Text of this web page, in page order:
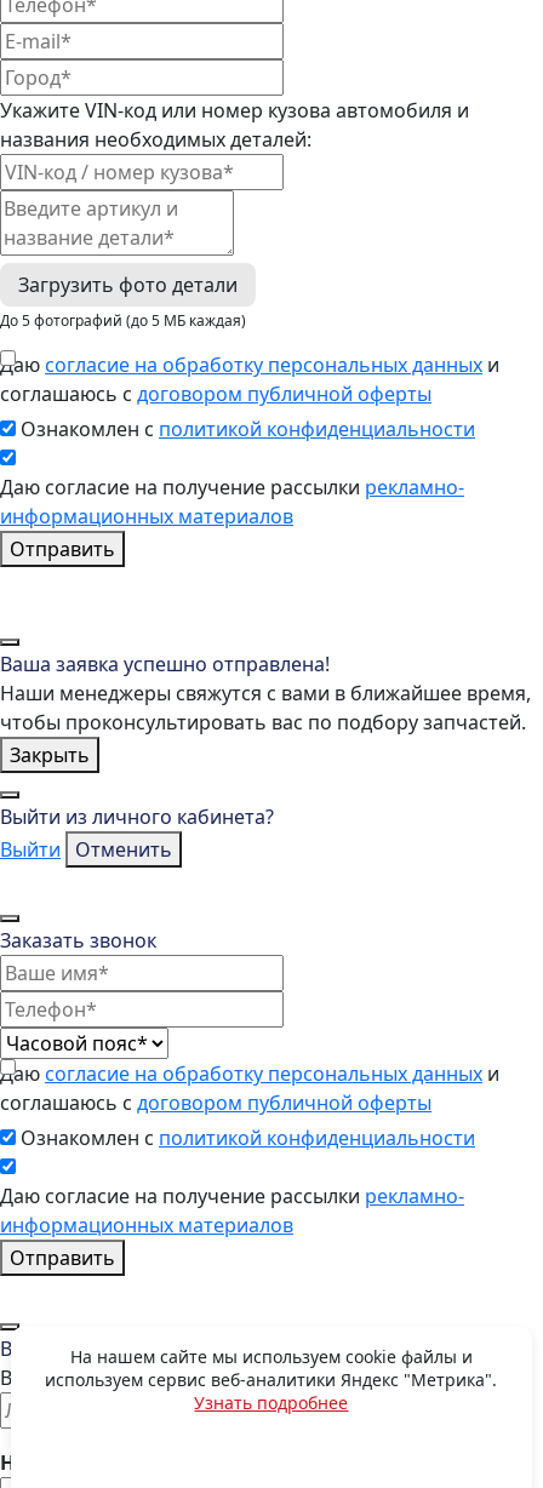
Укажите VIN-код или номер кузова автомобиля и
названия необходимых деталей:
Загрузить фото детали
До 5 фотографий (до 5 МБ каждая)
Даюсогласие на обработку персональных данных и
соглашаюсь с договором публичной оферты
Ознакомлен с политикой конфиденциальности
Даю согласие на получение рассылки рекламно-
информационных материалов
Отправить
Ваша заявка успешно отправлена!
Наши менеджеры свяжутся с вами в ближайшее время,
чтобы проконсультировать вас по подбору запчастей.
Закрыть
Выйти из личного кабинета?
Выйти
Отменить
Заказать звонок
Даюсогласие на обработку персональных данных и
соглашаюсь с договором публичной оферты
Ознакомлен с политикой конфиденциальности
Даю согласие на получение рассылки рекламно-
информационных материалов
Отправить
Восстановить пароль
Введите E-mail, указанный при регистрации
Номер телефона:
На нашем сайте мы используем cookie файлы и
используем сервис веб-аналитики Яндекс "Метрика".
Узнать подробнее